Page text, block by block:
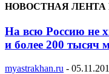
НОВОСТНАЯ ЛЕНТА
На всю Россию не
и более 200 тысяч
myastrakhan.ru -